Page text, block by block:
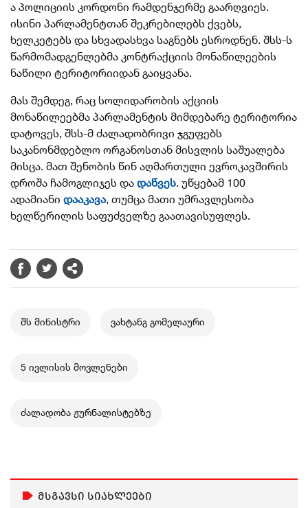
ა პოლიციის კორდონი რამდენჯერმე გაარღვიეს.
ისინი პარლამენტთან შეკრებილებს ქვებს,
ხელკეტებს და სხვადასხვა საგნებს ესროდნენ. შსს-ს
წარმომადგენლებმა კონტრაქციის მონაწილეების
ნაწილი ტერიტორიიდან გაიყვანა.
მას შემდეგ, რაც სოლიდარობის აქციის
მონაწილეებმა პარლამენტის მიმდებარე ტერიტორია
დატოვეს, შსს-მ ძალადობრივი ჯგუფებს
საკანონმდებლო ორგანოსთან მისვლის საშუალება
მისცა. მათ შენობის წინ აღმართული ევროკავშირის
დროშა ჩამოგლიჯეს და დაწვეს. უწყებამ 100
ადამიანი დააკავა, თუმცა მათი უმრავლესობა
ხელწერილის საფუძველზე გაათავისუფლეს.
შს მინისტრი ვახტანგ გომელაური
5 ივლისის მოვლენები
ძალადობა ჟურნალისტებზე
მსგავსი სიახლეები